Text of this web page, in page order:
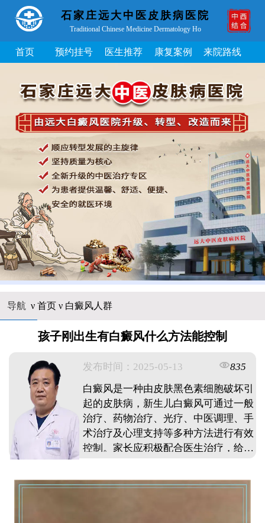
石家庄远大中医皮肤病医院
Traditional Chinese Medicine Dermatology Ho
首页 预约挂号 医生推荐 康复案例 来院路线
导航 ν 首页ν 白癜风人群
孩子刚出生有白癜风什么方法能控制
发布时间：2025-05-13
835
白癜风是一种由皮肤黑色素细胞破坏引
起的皮肤病，新生儿白癜风可通过一般
治疗、药物治疗、光疗、中医调理、手
术治疗及心理支持等多种方法进行有效
控制。家长应积极配合医生治疗，给予
...